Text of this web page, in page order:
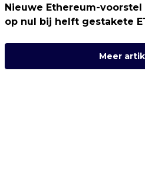
Nieuwe Ethereum-
op nul bij helft gestakete
Meer